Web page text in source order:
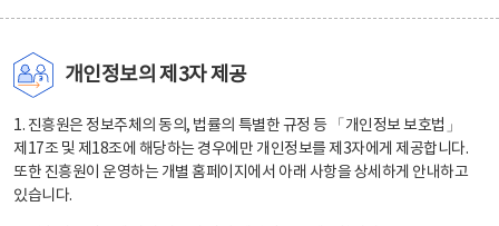
개인정보의 제3자 제공
1. 진흥원은 정보주체의 동의, 법률의 특별한 규정 등 「개인정보 보호법」
제17조 및 제18조에 해당하는 경우에만 개인정보를 제3자에게 제공합니다.
또한 진흥원이 운영하는 개별 홈페이지에서 아래 사항을 상세하게 안내하고
있습니다.